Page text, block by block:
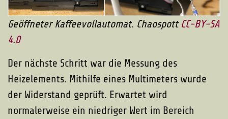
Geöffneter Kaffeevollautomat. Chaospott CC-BY-SA
4.0
Der nächste Schritt war die Messung des
Heizelements. Mithilfe eines Multimeters wurde
der Widerstand geprüft. Erwartet wird
normalerweise ein niedriger Wert im Bereich